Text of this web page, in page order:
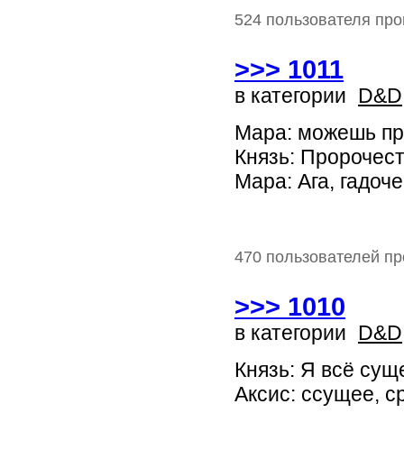
524 пользователя
>>> 1011
в категории D&D
Мара: можешь
Князь:
Мара: Ага,
470 пользователей
>>> 1010
в категории D&D
Князь: Я всё
Аксис: сcущее,